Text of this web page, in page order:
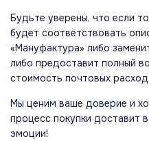
Будьте уверены, что если
будет соответствовать
«Мануфактура» либо
либо предоставит полный
стоимость почтовых
Мы ценим ваше доверие и
процесс покупки доставит
эмоции!